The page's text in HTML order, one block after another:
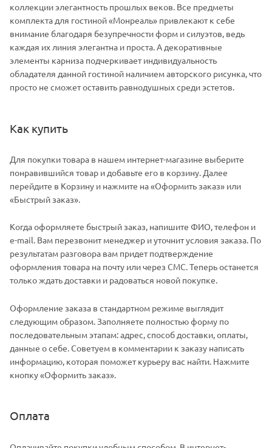
коллекции элегантность прошлых веков. Все предметы
комплекта для гостиной «Монреаль» привлекают к себе
внимание благодаря безупречности форм и силуэтов, ведь
каждая их линия элегантна и проста. А декоративные
элементы карниза подчеркивает индивидуальность
обладателя данной гостиной наличием авторского рисунка, что
просто не сможет оставить равнодушных среди эстетов.
Как купить
Для покупки товара в нашем интернет-магазине выберите
понравившийся товар и добавьте его в корзину. Далее
перейдите в Корзину и нажмите на «Оформить заказ» или
«Быстрый заказ».
Когда оформляете быстрый заказ, напишите ФИО, телефон и
e-mail. Вам перезвонит менеджер и уточнит условия заказа. По
результатам разговора вам придет подтверждение
оформления товара на почту или через СМС. Теперь останется
только ждать доставки и радоваться новой покупке.
Оформление заказа в стандартном режиме выглядит
следующим образом. Заполняете полностью форму по
последовательным этапам: адрес, способ доставки, оплаты,
данные о себе. Советуем в комментарии к заказу написать
информацию, которая поможет курьеру вас найти. Нажмите
кнопку «Оформить заказ».
Оплата